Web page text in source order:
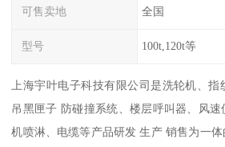
可售卖地 全国
型号 100t,120t等
上海宇叶电子科技有限公司是洗轮机、
吊黑匣子 防碰撞系统、楼层呼叫器、风
机喷淋、电缆等产品研发 生产 销售为一